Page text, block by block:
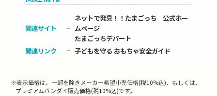
関連サイト
ネットで発見！！たまごっち 公式ホー
ムページ
たまごっちデパート
関連リンク
子どもを守る おもちゃ安全ガイド
※表示価格は、一部を除きメーカー希望小売価格(税10%込)、もしくは、
プレミアムバンダイ販売価格(税10%込)です。